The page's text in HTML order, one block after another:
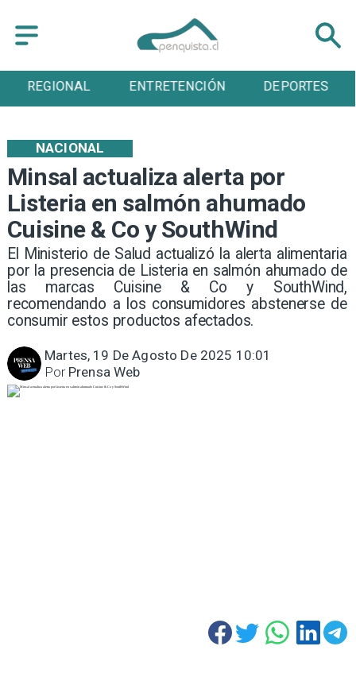
REGIONAL ENTRETENCIÓN DEPORTES
Minsal actualiza alerta por
Listeria en salmón ahumado
Cuisine & Co y SouthWind
El Ministerio de Salud actualizó la alerta alimentaria
por la presencia de Listeria en salmón ahumado de
las marcas Cuisine & Co y SouthWind,
recomendando a los consumidores abstenerse de
consumir estos productos afectados.
NACIONAL
Martes, 19 De Agosto De 2025 10:01
Prensa Web
Por